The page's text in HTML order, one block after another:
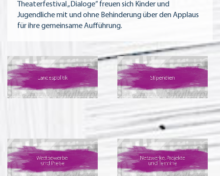
Theaterfestival „Dialoge” freuen sich Kinder und
Jugendliche mit und ohne Behinderung über den Applaus
für ihre gemeinsame Aufführung.